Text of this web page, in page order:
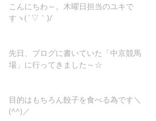
こんにちわ～。木曜日担当のユキで
すヽ(´▽｀)/
先日、ブログに書いていた「中京競馬
場」に行ってきました～☆
目的はもちろん餃子を食べる為です＼
(^^)／